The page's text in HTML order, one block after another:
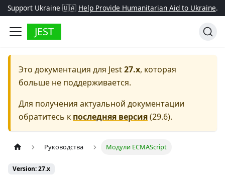
Support Ukraine 🇺🇦 Help Provide Humanitarian Aid to Ukraine.
JEST
Это документация для Jest27.x, которая
больше не поддерживается.
Для получения актуальной документации
обратитесь к последняя версия(29.6).
Руководства Модули ECMAScript
Version: 27.x